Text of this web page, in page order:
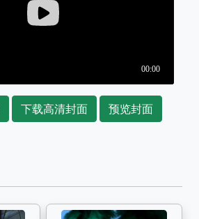
下载高清封面 预览封面